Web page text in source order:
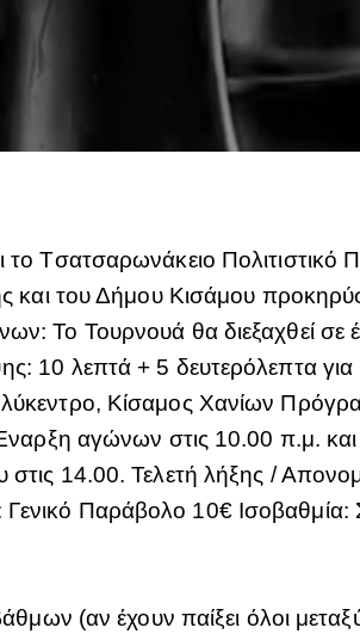
το Tσατσαρωνάκειο
και του Δήμου Κισάμου
Το Τουρνουά θα διεξαχθεί σε
10 λεπτά + 5 δευτερόλεπτα
Κίσαμος Χανίων
αγώνων στις 10.00 π.μ.
στις 14.00. Τελετή λήξης /
Παράβολο 10€ Ισοβαθμία:
(αν έχουν παίξει όλοι